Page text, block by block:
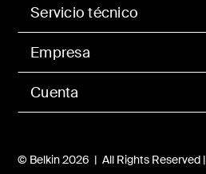
Cuenta
Servicio técnico
Empresa
© Belkin 2026 | All Rights Reserved |